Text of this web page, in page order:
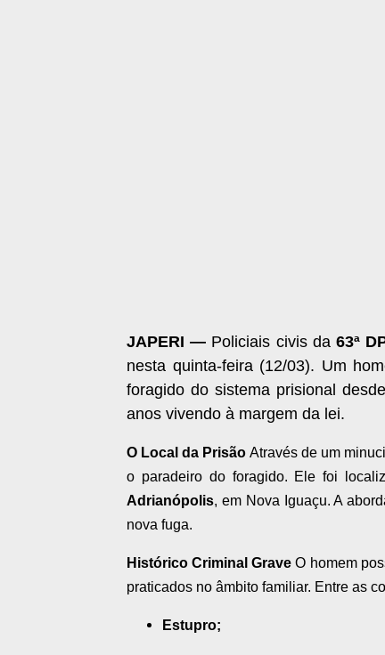
JAPERI — Policiais civis da63ª
nesta quinta-feira (12/03). Um
foragido do sistema prisional desde
anos vivendo à margem da lei.
O Local da Prisão Através de um
o paradeiro do foragido. Ele foi
Adrianópolis, em Nova Iguaçu. A
nova fuga.
Histórico Criminal Grave O homem
praticados no âmbito familiar. Entre as
Estupro;